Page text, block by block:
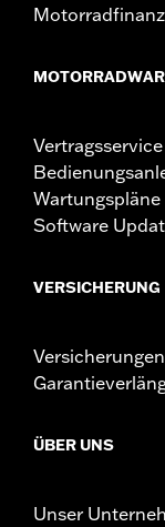
Vertragsservice
Wartungspläne
Software
VERSICHERUNG
Versicherungen
ÜBER UNS
Unser